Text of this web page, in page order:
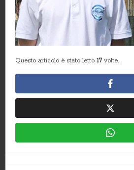
Questo articolo è stato letto17 volte.